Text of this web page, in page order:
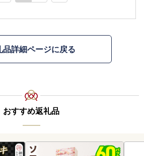
品詳細ページに戻る
おすすめ返礼品